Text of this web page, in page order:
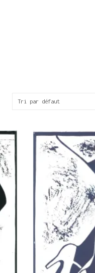
Tri par défaut